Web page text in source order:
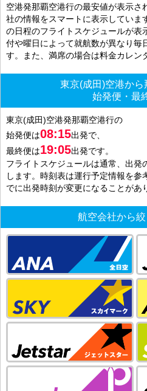
空港発那覇空港行の最安値が表示さ
社の情報をスマートに表示していま
の日程のフライトスケジュールが表
付や曜日によって就航数が異なり毎
す。また、満席の場合は料金カレン
東京(成田)空港か
始発便・最
東京(成田)空港発那覇空港行の
始発便は08:15出発で、
最終便は19:05出発です。
フライトスケジュールは通常、出発
します。時刻表は運行予定情報を参
でに出発時刻が変更になることがあ
航空会社から